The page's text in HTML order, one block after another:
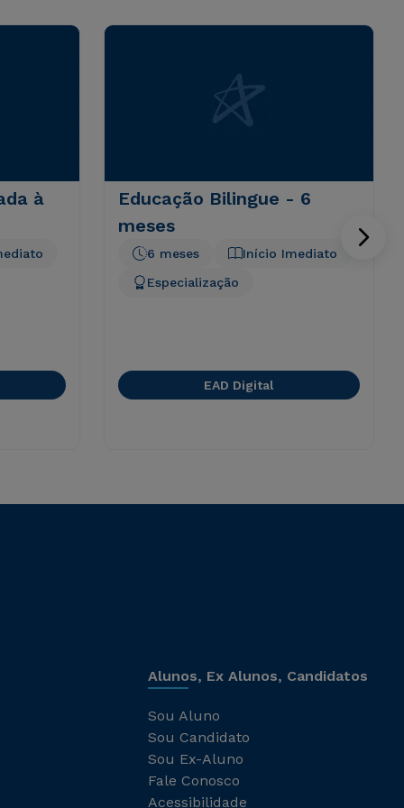
à
Educação Bilingue - 6
meses
Início Imediato
6 meses
Especialização
EAD Digital
Alunos, Ex Alunos, Candidatos
Sou Aluno
Sou Candidato
Sou Ex-Aluno
Fale Conosco
Acessibilidade